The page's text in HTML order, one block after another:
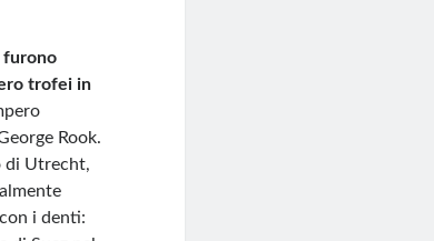
furono
trofei in
Rook.
di Utrecht,
i denti: